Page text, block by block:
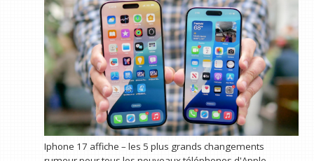
Iphone 17 affiche – les 5 plus grands changements